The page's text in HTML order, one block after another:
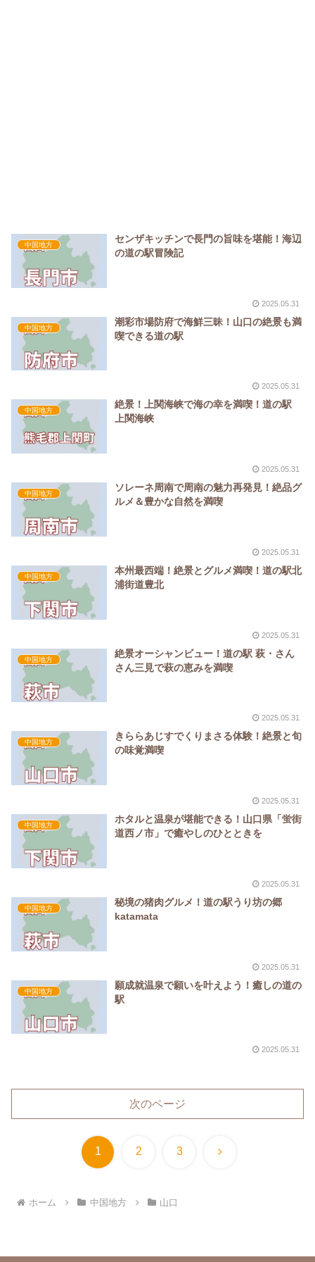
中国地方
センザキッチンで長門の旨味を堪能！海辺
の道の駅冒険記
2025.05.31
中国地方
潮彩市場防府で海鮮三昧！山口の絶景も満
喫できる道の駅
2025.05.31
中国地方
絶景！上関海峡で海の幸を満喫！道の駅
上関海峡
2025.05.31
中国地方
ソレーネ周南で周南の魅力再発見！絶品グ
ルメ＆豊かな自然を満喫
2025.05.31
中国地方
本州最西端！絶景とグルメ満喫！道の駅北
浦街道豊北
2025.05.31
中国地方
絶景オーシャンビュー！道の駅 萩・さん
さん三見で萩の恵みを満喫
2025.05.31
中国地方
きららあじすでくりまさる体験！絶景と旬
の味覚満喫
2025.05.31
中国地方
ホタルと温泉が堪能できる！山口県「蛍街
道西ノ市」で癒やしのひとときを
2025.05.31
中国地方
秘境の猪肉グルメ！道の駅うり坊の郷
katamata
2025.05.31
中国地方
願成就温泉で願いを叶えよう！癒しの道の
駅
2025.05.31
次のページ
1 2 3 次
ホーム 中国地方 山口